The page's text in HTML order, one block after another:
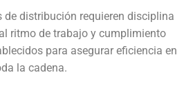
de distribución requieren disciplina
ritmo de trabajo y cumplimiento
para asegurar eficiencia en
la cadena.